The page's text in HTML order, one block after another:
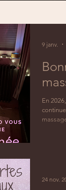
En
9 janv.
24 nov.